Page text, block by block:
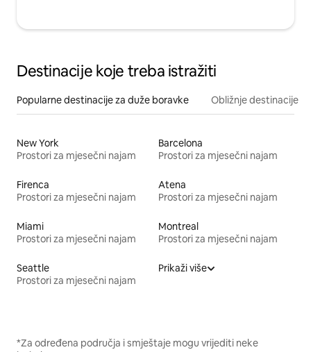
Destinacije koje treba istražiti
Popularne destinacije za duže boravke Obližnje destinacije
New York
Prostori za mjesečni najam
Barcelona
Prostori za mjesečni najam
Firenca
Prostori za mjesečni najam
Atena
Prostori za mjesečni najam
Miami
Prostori za mjesečni najam
Montreal
Prostori za mjesečni najam
Seattle
Prostori za mjesečni najam
Prikaži više
*Za određena područja i smještaje mogu vrijediti neke